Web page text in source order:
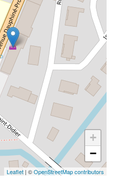
+
−
Leaflet | ©OpenStreetMap contributors